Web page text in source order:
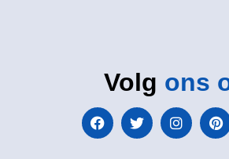
Volg ons